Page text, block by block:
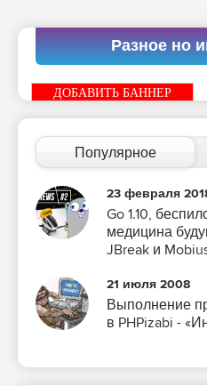
Разное но
ДОБАВИТЬ БАННЕР
Популярное
23 февраля
Go 1.10,
медицина
JBreak и
21 июля 2008
Выполнение
в PHPizabi -